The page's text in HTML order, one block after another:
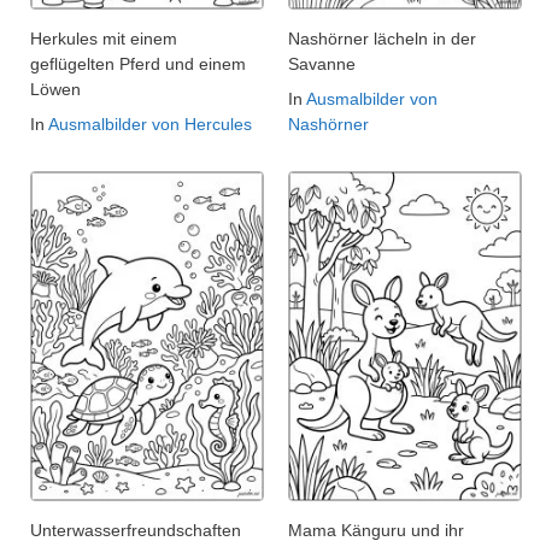
Herkules mit einem
geflügelten Pferd und einem
Löwen
In Ausmalbilder von Hercules
Nashörner lächeln in der
Savanne
In Ausmalbilder von
Nashörner
Unterwasserfreundschaften
Mama Känguru und ihr